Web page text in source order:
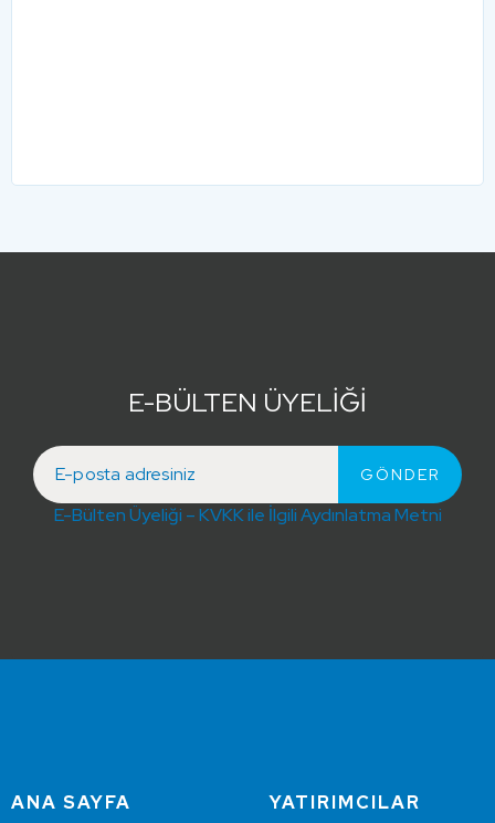
E-BÜLTEN ÜYELİĞİ
E-Bülten Üyeliği – KVKK ile İlgili Aydınlatma Metni
ANA SAYFA
YATIRIMCILAR